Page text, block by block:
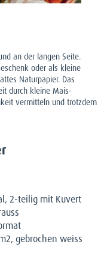
an der langen Seite.
oder als kleine
Naturpapier. Das
durch kleine Mais-
vermitteln und trotzdem
2-teilig mit Kuvert
gebrochen weiss